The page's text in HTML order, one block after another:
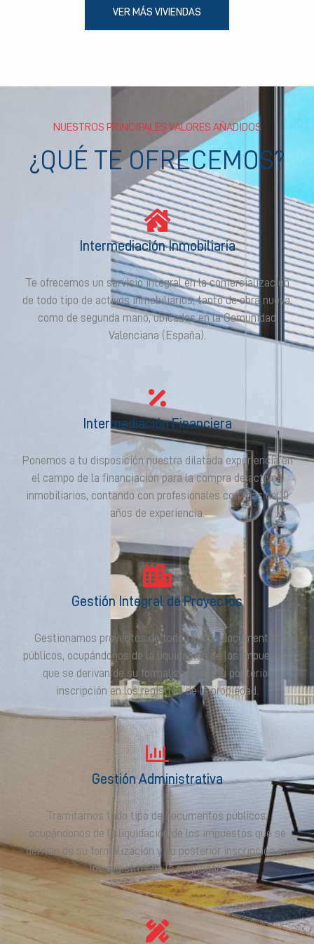
VER MÁS VIVIENDAS
NUESTROS PRINCIPALES VALORES AÑADIDOS
¿QUÉ TE OFRECEMOS?
Intermediación Inmobiliaria
Te ofrecemos un servicio integral en la comercialización
de todo tipo de activos inmobiliarios, tanto de obra nueva,
como de segunda mano, ubicados en la Comunidad
Valenciana (España).
Intermediación Financiera
Ponemos a tu disposición nuestra dilatada experiencia en
el campo de la financiación para la compra de activos
inmobiliarios, contando con profesionales con más de 10
años de experiencia.
Gestión Integral de Proyectos
Gestionamos proyectos de todo tipo de documentos
públicos, ocupándonos de la liquidación de los impuestos
que se derivan de su formalización y su posterior
inscripción en los registros de la propiedad.
Gestión Administrativa
Tramitamos todo tipo de documentos públicos,
ocupándonos de la liquidación de los impuestos que se
derivan de su formalización y su posterior inscripción en
los registros de la propiedad.